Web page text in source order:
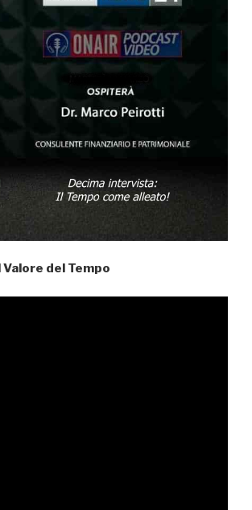
Valore del Tempo